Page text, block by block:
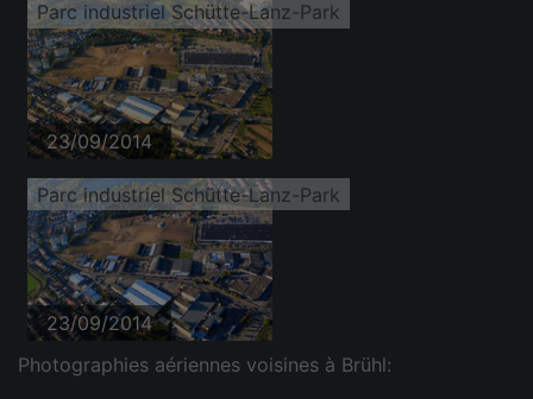
Parc industriel Schütte-Lanz-Park
23/09/2014
Parc industriel Schütte-Lanz-Park
23/09/2014
Photographies aériennes voisines à Brühl: